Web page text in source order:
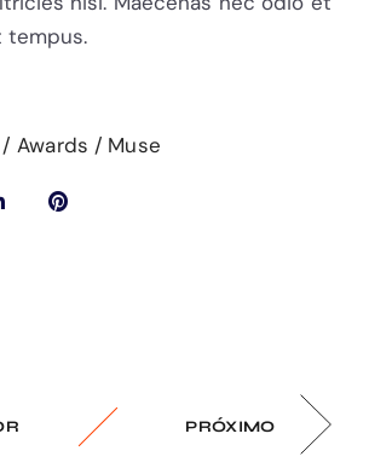
tempus.
Awards Muse
PRÓXIMO